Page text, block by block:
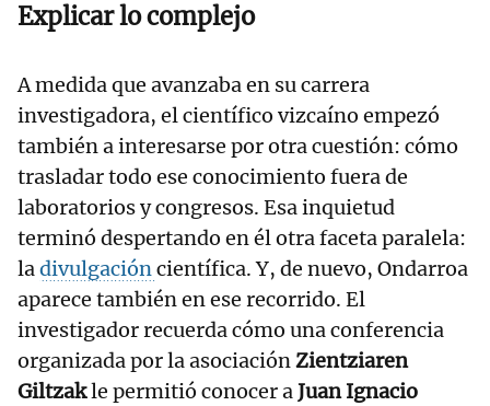
Explicar lo complejo
A medida que avanzaba en su carrera
investigadora, el científico vizcaíno empezó
también a interesarse por otra cuestión: cómo
trasladar todo ese conocimiento fuera de
laboratorios y congresos. Esa inquietud
terminó despertando en él otra faceta paralela:
ladivulgacióncientífica. Y, de nuevo, Ondarroa
aparece también en ese recorrido. El
investigador recuerda cómo una conferencia
organizada por la asociaciónZientziaren
Giltzakle permitió conocer aJuan Ignacio